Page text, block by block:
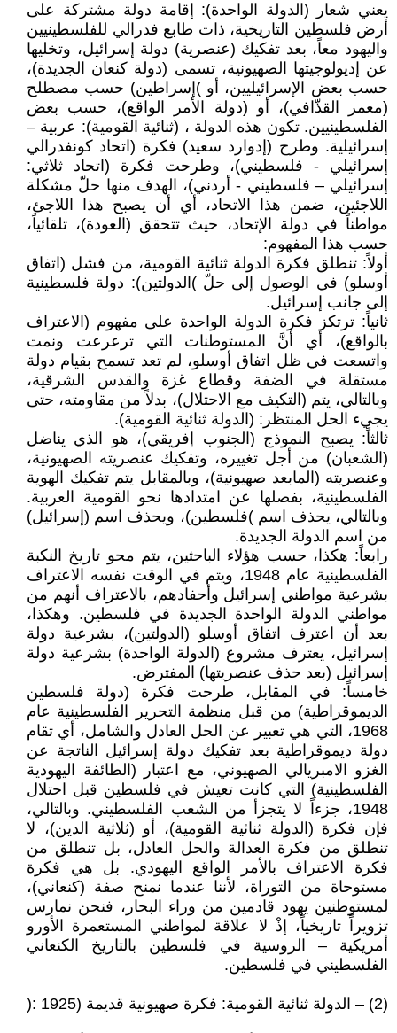
يعني شعار (الدولة الواحدة): إقامة دولة مشتركة على
أرض فلسطين التاريخية، ذات طابع فدرالي للفلسطينيين
واليهود معاً، بعد تفكيك (عنصرية) دولة إسرائيل، وتخليها
عن إديولوجيتها الصهيونية، تسمى (دولة كنعان الجديدة)،
حسب بعض الإسرائيليين، أو )إسراطين) حسب مصطلح
(معمر القذّافي)، أو (دولة الأمر الواقع)، حسب بعض
الفلسطينيين. تكون هذه الدولة ، (ثنائية القومية): عربية –
إسرائيلية. وطرح (إدوارد سعيد) فكرة (اتحاد كونفدرالي
إسرائيلي - فلسطيني)، وطرحت فكرة (اتحاد ثلاثي:
إسرائيلي – فلسطيني - أردني)، الهدف منها حلّ مشكلة
اللاجئين، ضمن هذا الاتحاد، أي أن يصبح هذا اللاجئ،
مواطناً في دولة الإتحاد، حيث تتحقق (العودة)، تلقائياً،
حسب هذا المفهوم:
أولاً: تنطلق فكرة الدولة ثنائية القومية، من فشل (اتفاق
أوسلو) في الوصول إلى حلّ )الدولتين): دولة فلسطينية
إلى جانب إسرائيل.
ثانياً: ترتكز فكرة الدولة الواحدة على مفهوم (الاعتراف
بالواقع)، أي أنَّ المستوطنات التي ترعرعت ونمت
واتسعت في ظل اتفاق أوسلو، لم تعد تسمح بقيام دولة
مستقلة في الضفة وقطاع غزة والقدس الشرقية،
وبالتالي، يتم (التكيف مع الاحتلال)، بدلاً من مقاومته، حتى
يجيء الحل المنتظر: (الدولة ثنائية القومية).
ثالثاً: يصبح النموذج (الجنوب إفريقي)، هو الذي يناضل
(الشعبان) من أجل تغييره، وتفكيك عنصريته الصهيونية،
وعنصريته (المابعد صهيونية)، وبالمقابل يتم تفكيك الهوية
الفلسطينية، بفصلها عن امتدادها نحو القومية العربية.
وبالتالي، يحذف اسم )فلسطين)، ويحذف اسم (إسرائيل)
من اسم الدولة الجديدة.
رابعاً: هكذا، حسب هؤلاء الباحثين، يتم محو تاريخ النكبة
الفلسطينية عام 1948، ويتم في الوقت نفسه الاعتراف
بشرعية مواطني إسرائيل وأحفادهم، بالاعتراف أنهم من
مواطني الدولة الواحدة الجديدة في فلسطين. وهكذا،
بعد أن اعترف اتفاق أوسلو (الدولتين)، بشرعية دولة
إسرائيل، يعترف مشروع (الدولة الواحدة) بشرعية دولة
إسرائيل (بعد حذف عنصريتها) المفترض.
خامساً: في المقابل، طرحت فكرة (دولة فلسطين
الديموقراطية) من قبل منظمة التحرير الفلسطينية عام
1968، التي هي تعبير عن الحل العادل والشامل، أي تقام
دولة ديموقراطية بعد تفكيك دولة إسرائيل الناتجة عن
الغزو الامبريالي الصهيوني، مع اعتبار (الطائفة اليهودية
الفلسطينية) التي كانت تعيش في فلسطين قبل احتلال
1948، جزءاً لا يتجزأ من الشعب الفلسطيني. وبالتالي،
فإن فكرة (الدولة ثنائية القومية)، أو (ثلاثية الدين)، لا
تنطلق من فكرة العدالة والحل العادل، بل تنطلق من
فكرة الاعتراف بالأمر الواقع اليهودي. بل هي فكرة
مستوحاة من التوراة، لأننا عندما نمنح صفة (كنعاني)،
لمستوطنين يهود قادمين من وراء البحار، فنحن نمارس
تزويراً تاريخياً، إذْ لا علاقة لمواطني المستعمرة الأورو
أمريكية – الروسية في فلسطين بالتاريخ الكنعاني
الفلسطيني في فلسطين.
(2) – الدولة ثنائية القومية: فكرة صهيونية قديمة (1925 :(